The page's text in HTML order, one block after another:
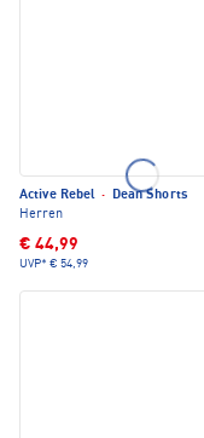
Active Rebel ·
Dean Shorts
Herren
€ 44,99
UVP* € 54,99